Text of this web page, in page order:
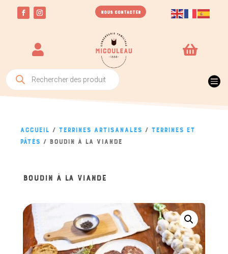
NOUS CONTACTER
 
Recherche
produits 
Accueil / Terrines artisanales / Terrines et
pâtés / Boudin à la viande
BOUDIN À LA VIANDE